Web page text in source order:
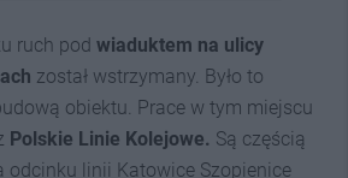
ruch pod wiaduktem na ulicy
został wstrzymany. Było to
obiektu. Prace w tym miejscu
Polskie Linie Kolejowe. Są częścią
odcinku linii Katowice Szopienice